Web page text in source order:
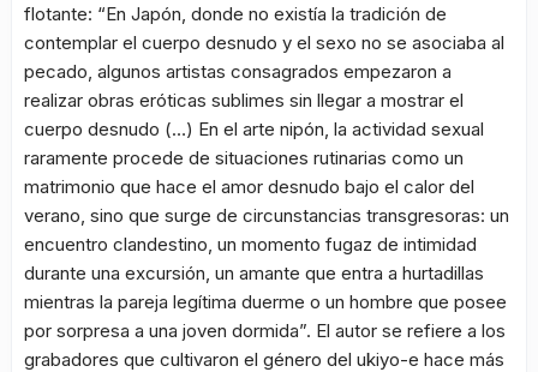
flotante: “En Japón, donde no existía la tradición de
contemplar el cuerpo desnudo y el sexo no se asociaba al
pecado, algunos artistas consagrados empezaron a
realizar obras eróticas sublimes sin llegar a mostrar el
cuerpo desnudo (…) En el arte nipón, la actividad sexual
raramente procede de situaciones rutinarias como un
matrimonio que hace el amor desnudo bajo el calor del
verano, sino que surge de circunstancias transgresoras: un
encuentro clandestino, un momento fugaz de intimidad
durante una excursión, un amante que entra a hurtadillas
mientras la pareja legítima duerme o un hombre que posee
por sorpresa a una joven dormida”. El autor se refiere a los
grabadores que cultivaron el género del ukiyo-e hace más